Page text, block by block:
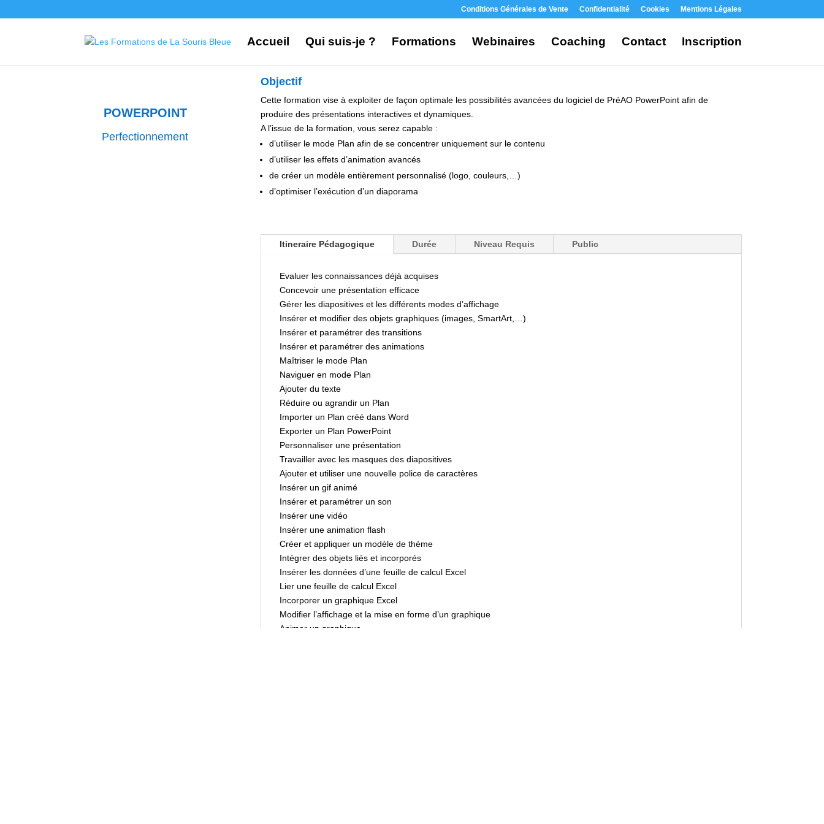
Conditions Générales de Vente Confidentialité Cookies Mentions Légales
Accueil Qui suis-je ? Formations Webinaires Coaching Contact Inscription
POWERPOINT
Perfectionnement
Objectif
Cette formation vise à exploiter de façon optimale les possibilités avancées du logiciel de PréAO PowerPoint afin de
produire des présentations interactives et dynamiques.
A l’issue de la formation, vous serez capable :
d’utiliser le mode Plan afin de se concentrer uniquement sur le contenu
d’utiliser les effets d’animation avancés
de créer un modèle entièrement personnalisé (logo, couleurs,…)
d’optimiser l’exécution d’un diaporama
Itineraire Pédagogique Durée Niveau Requis Public
Evaluer les connaissances déjà acquises
Concevoir une présentation efficace
Gérer les diapositives et les différents modes d’affichage
Insérer et modifier des objets graphiques (images, SmartArt,…)
Insérer et paramétrer des transitions
Insérer et paramétrer des animations
Maîtriser le mode Plan
Naviguer en mode Plan
Ajouter du texte
Réduire ou agrandir un Plan
Importer un Plan créé dans Word
Exporter un Plan PowerPoint
Personnaliser une présentation
Travailler avec les masques des diapositives
Ajouter et utiliser une nouvelle police de caractères
Insérer un gif animé
Insérer et paramétrer un son
Insérer une vidéo
Insérer une animation flash
Créer et appliquer un modèle de thème
Intégrer des objets liés et incorporés
Insérer les données d’une feuille de calcul Excel
Lier une feuille de calcul Excel
Incorporer un graphique Excel
Modifier l’affichage et la mise en forme d’un graphique
Animer un graphique